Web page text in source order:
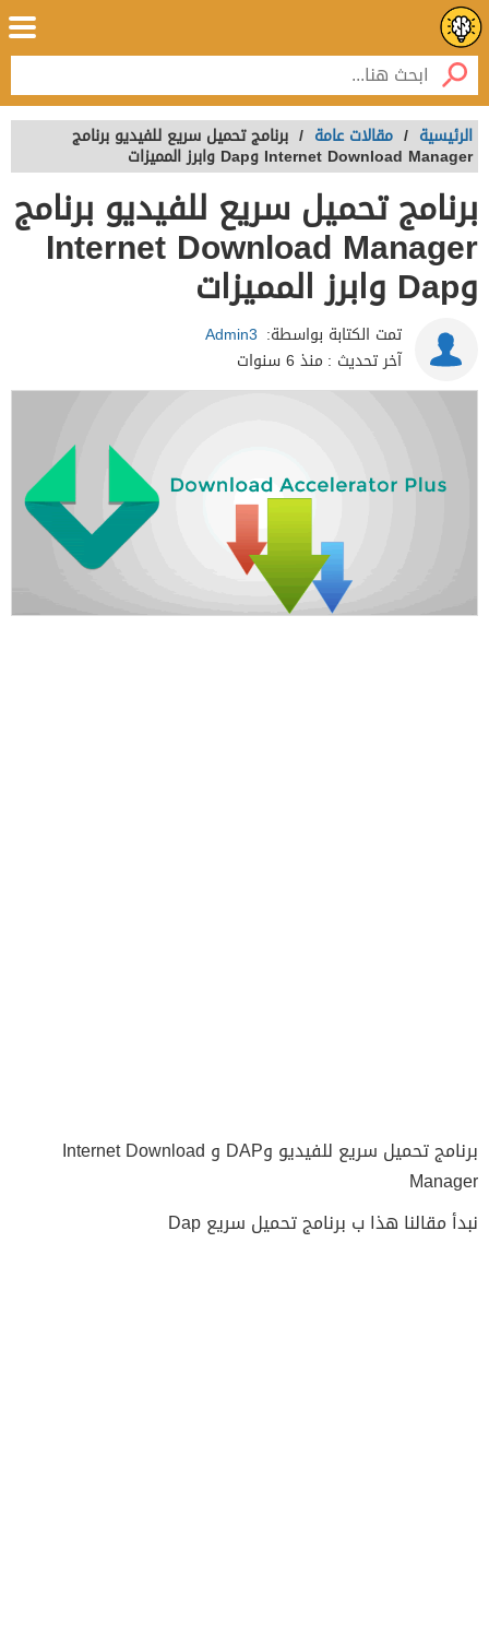
الرئيسية / مقالات عامة / برنامج تحميل سريع للفيديو برنامج
Internet Download Manager وDap وابرز المميزات
برنامج تحميل سريع للفيديو برنامج
Internet Download Manager
وDap وابرز المميزات
تمت الكتابة بواسطة: Admin3
آخر تحديث : منذ 6 سنوات
برنامج تحميل سريع للفيديو وDAP و Internet Download
Manager
نبدأ مقالنا هذا ب برنامج تحميل سريع Dap